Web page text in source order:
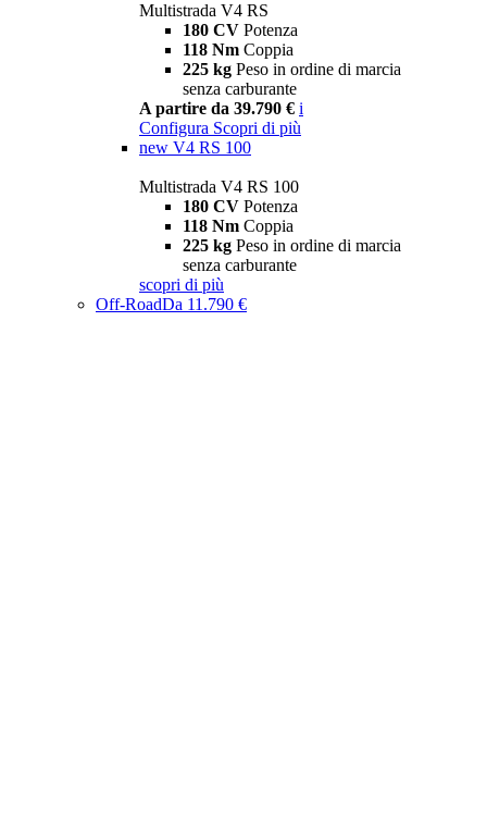
Multistrada V4 RS
180 CV Potenza
118 Nm Coppia
225 kg Peso in ordine di marcia
senza carburante
A partire da 39.790 € i
Configura Scopri di più
new V4 RS 100
Multistrada V4 RS 100
180 CV Potenza
118 Nm Coppia
225 kg Peso in ordine di marcia
senza carburante
scopri di più
Off-RoadDa 11.790 €